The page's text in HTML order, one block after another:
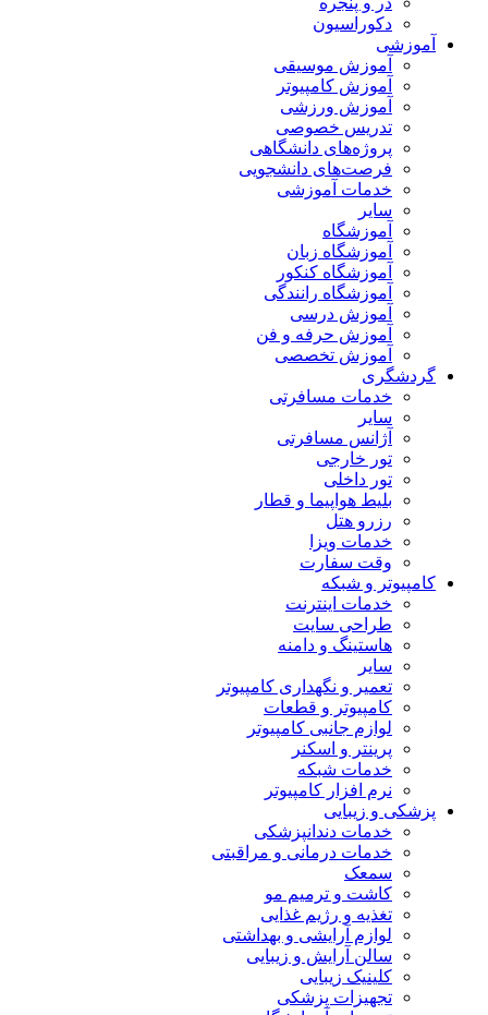
دکوراسیون
آموزشی
آموزش موسیقی
آموزش کامپیوتر
آموزش ورزشی
تدریس خصوصی
پروژه‌های دانشگاهی
فرصت‌های دانشجویی
خدمات آموزشی
سایر
آموزشگاه
آموزشگاه زبان
آموزشگاه کنکور
آموزشگاه رانندگی
آموزش درسی
آموزش حرفه و فن
آموزش تخصصی
گردشگری
خدمات مسافرتی
سایر
آژانس مسافرتی
تور خارجی
تور داخلی
بلیط هواپیما و قطار
رزرو هتل
خدمات ویزا
وقت سفارت
کامپیوتر و شبکه
خدمات اینترنت
طراحی سایت
هاستینگ و دامنه
سایر
تعمیر و نگهداری کامپیوتر
کامپیوتر و قطعات
لوازم جانبی کامپیوتر
پرینتر و اسکنر
خدمات شبکه
نرم افزار کامپیوتر
پزشکی و زیبایی
خدمات دندانپزشکی
خدمات درمانی و مراقبتی
سمعک
کاشت و ترمیم مو
تغذیه و رژیم غذایی
لوازم آرایشی و بهداشتی
سالن آرایش و زیبایی
کلینیک زیبایی
تجهیزات پزشکی